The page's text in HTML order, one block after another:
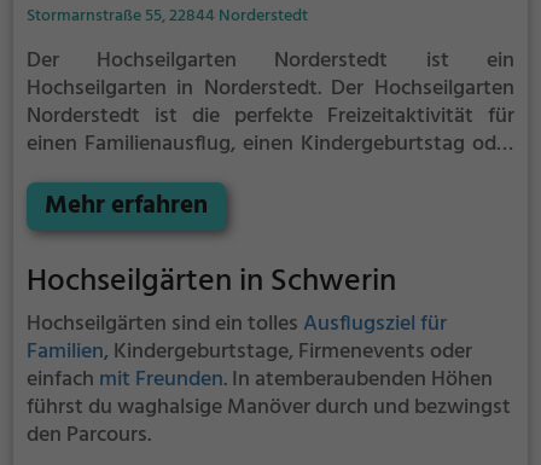
Stormarnstraße 55, 22844 Norderstedt
Der Hochseilgarten Norderstedt ist ein
Hochseilgarten in Norderstedt. Der Hochseilgarten
Norderstedt ist die perfekte Freizeitaktivität für
einen Familienausflug, einen Kindergeburtstag oder
mehrere Meter über dem Erdboden erwartet dich
eine Welt voller Abenteuer und Erlebnis. Der
erfahreneren Kletterern als auch Anfängern jede
Menge Platz für Sport und Spaß.
Mehr erfahren
Hochseilgärten in Schwerin
Hochseilgärten sind ein tolles Ausflugsziel für
Familien, Kindergeburtstage, Firmenevents oder
einfach mit Freunden. In atemberaubenden Höhen
führst du waghalsige Manöver durch und bezwingst
den Parcours.